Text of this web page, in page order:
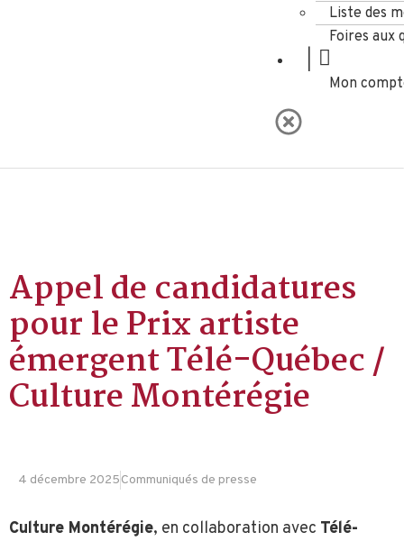
Liste des
Foires aux
Mon
Appel de candidatures
pour le Prix artiste
émergent Télé-Québec /
Culture Montérégie
4 décembre 2025Communiqués de presse
Culture Montérégie, en collaboration avec Télé-